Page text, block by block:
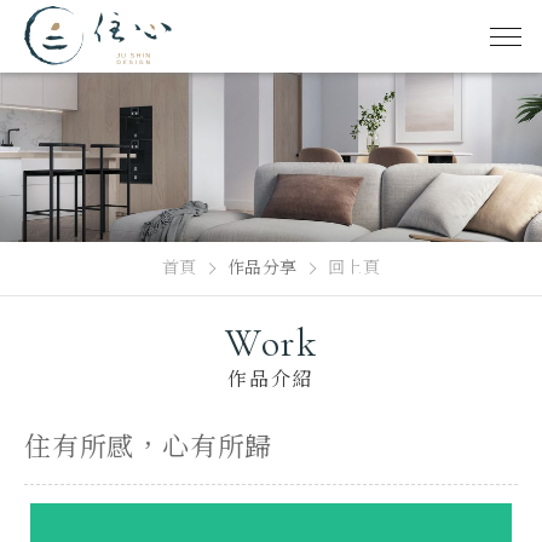
首頁 作品分享 回上頁
Work
作品介紹
住有所感，心有所歸